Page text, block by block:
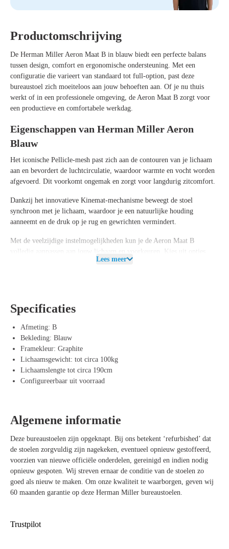
Productomschrijving
De Herman Miller Aeron Maat B in blauw biedt een perfecte balans
tussen design, comfort en ergonomische ondersteuning. Met een
configuratie die varieert van standaard tot full-option , past deze
bureaustoel zich moeiteloos aan jouw behoeften aan. Of je nu thuis
werkt of in een professionele omgeving, de Aeron Maat B zorgt voor
een productieve en comfortabele werkdag.
Eigenschappen van Herman Miller Aeron
Blauw
Het iconische Pellicle-mesh past zich aan de contouren van je lichaam
aan en bevordert de luchtcirculatie, waardoor warmte en vocht worden
afgevoerd. Dit voorkomt ongemak en zorgt voor langdurig zitcomfort.
Dankzij het innovatieve Kinemat-mechanisme beweegt de stoel
synchroon met je lichaam, waardoor je een natuurlijke houding
aanneemt en de druk op je rug en gewrichten vermindert.
Met de veelzijdige instelmogelijkheden kun je de Aeron Maat B
volledig aanpassen aan jouw lichaam en voorkeuren. Kies uit opties
zoals verstelbare armleuningen, lendensteun en kantelmechanismen
aan elke werkruimte, waardoor de stoel niet alleen functioneel maar
ook esthetisch aantrekkelijk is.
Voordelen van Herman Miller Aeron Blauw
Optimale pasvorm voor middelgrote gebruikers – Ideaal voor wie een
gebalanceerde zitervaring zoekt.
Ademend Pellicle-mesh – Voorkomt warmteopbouw en bevordert
ventilatie.
Duurzaam en slijtvast – Gemaakt van hoogwaardige materialen voor
jarenlang gebruik.
Volledig aanpasbaar – Configureer naar wens, van basisuitvoering tot
full-option.
Moderne uitstraling – De blauwe kleur voegt een stijlvolle en frisse
look toe aan je werkplek.
Lees meer
Specificaties
Afmeting: B
Bekleding: Blauw
Framekleur: Graphite
Lichaamsgewicht: tot circa 100kg
Lichaamslengte tot circa 190cm
Configureerbaar uit voorraad
Algemene informatie
Deze bureaustoelen zijn opgeknapt. Bij ons betekent ‘refurbished’ dat
de stoelen zorgvuldig zijn nagekeken, eventueel opnieuw gestoffeerd,
voorzien van nieuwe officiële onderdelen, gereinigd en indien nodig
opnieuw gespoten. Wij streven ernaar de conditie van de stoelen zo
goed als nieuw te maken. Om onze kwaliteit te waarborgen, geven wij
60 maanden garantie op deze Herman Miller bureaustoelen.
Trustpilot